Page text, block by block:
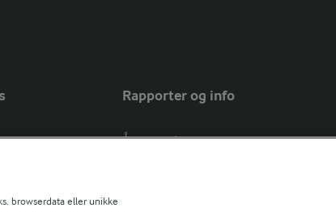
Rapporter og info
Årsrapport
browserdata eller unikke